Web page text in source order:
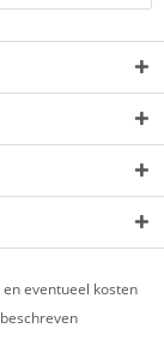
en eventueel kosten